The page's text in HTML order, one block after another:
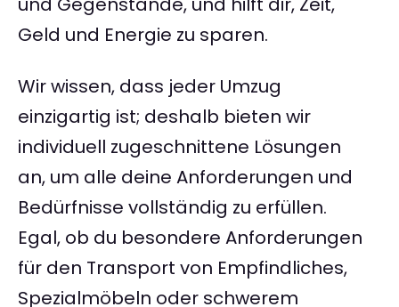
Geld und Energie zu sparen.
Wir wissen, dass jeder Umzug
einzigartig ist; deshalb bieten wir
individuell zugeschnittene Lösungen
an, um alle deine Anforderungen und
Bedürfnisse vollständig zu erfüllen.
Egal, ob du besondere Anforderungen
für den Transport von Empfindliches,
Spezialmöbeln oder schwerem